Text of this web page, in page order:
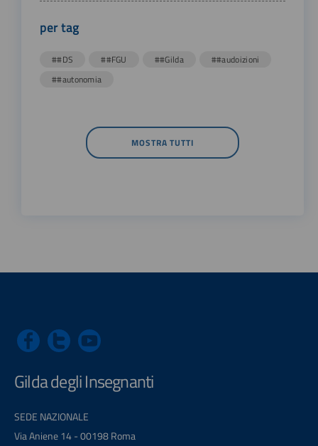
per tag
##DS ##FGU ##Gilda
##audoizioni
##autonomia
MOSTRA TUTTI
Gilda degli Insegnanti
SEDE NAZIONALE
Via Aniene 14 - 00198 Roma